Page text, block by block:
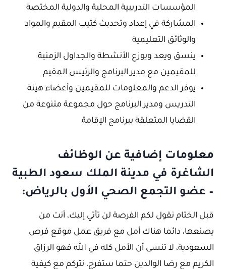
المؤسسات التدريبية المحلية والدولية المختصة
المشاركة في إعداد وتحديث كتيب المقيم والمواد
والوثائق التعليمية
ينسق ويعد ويوزع الأنشطة والجداول الزمنية
للمقيمين مع مدير البرنامج والرئيس المقيم
يوفر الدعم والمعلومات للمقيمين وأعضاء هيئة
التدريس ومدير البرنامج حول مجموعة متنوعة من
القضايا المتعلقة ببرنامج الإقامة
معلومات إضافية عن الوظائف
الشاغرة في مدينة الملك سعود الطبية
– عضو التجمع الصحي الأول بالرياض:
قبل الختام نقول لكم الفرصة لن تأتي إليك، أنت من
يصنعها، دائما هناك أمل مع فريق عمل موقع فرص
السعودية، لا تنسى أن الأمل كله في الله فهو الرزاق
الكريم مع رضا الوالدين حتما ستفرج، نتركم مع كيفية